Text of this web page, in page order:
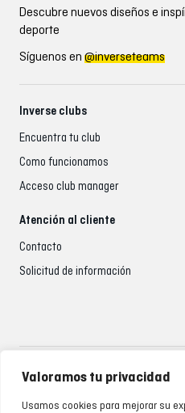
Valoramos tu privacidad
Usamos cookies para mejorar su
Descubre nuevos diseños e
deporte
Síguenos en @inverseteams
Inverse clubs
Encuentra tu club
Como funcionamos
Acceso club manager
Atención al cliente
Contacto
Solicitud de información
Atención al cliente